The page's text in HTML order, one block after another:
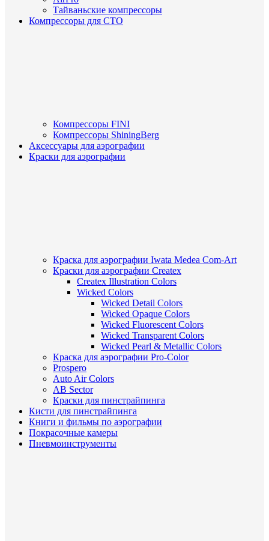
Тайваньские компрессоры
Компрессоры для СТО
Компрессоры FINI
Компрессоры ShiningBerg
Аксессуары для аэрографии
Краски для аэрографии
Краска для аэрографии Iwata Medea Com-Art
Краски для аэрографии Createx
Createx Illustration Colors
Wicked Colors
Wicked Detail Colors
Wicked Opaque Colors
Wicked Fluorescent Colors
Wicked Transparent Colors
Wicked Pearl & Metallic Colors
Краска для аэрографии Pro-Color
Prospero
Auto Air Colors
AB Sector
Краски для пинстрайпинга
Кисти для пинстрайпинга
Книги и фильмы по аэрографии
Покрасочные камеры
Пневмоинструменты